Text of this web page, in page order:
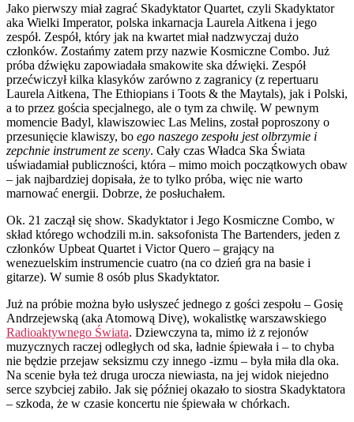
Jako pierwszy miał zagrać Skadyktator Quartet, czyli Skadyktator
aka Wielki Imperator, polska inkarnacja Laurela Aitkena i jego
zespół. Zespół, który jak na kwartet miał nadzwyczaj dużo
członków. Zostańmy zatem przy nazwie Kosmiczne Combo. Już
próba dźwięku zapowiadała smakowite ska dźwięki. Zespół
przećwiczył kilka klasyków zarówno z zagranicy (z repertuaru
Laurela Aitkena, The Ethiopians i Toots & the Maytals), jak i Polski,
a to przez gościa specjalnego, ale o tym za chwilę. W pewnym
momencie Badyl, klawiszowiec Las Melins, został poproszony o
przesunięcie klawiszy, bo ego naszego zespołu jest olbrzymie i
zepchnie instrument ze sceny. Cały czas Władca Ska Świata
uświadamiał publiczności, która – mimo moich początkowych obaw
– jak najbardziej dopisała, że to tylko próba, więc nie warto
marnować energii. Dobrze, że posłuchałem.
Ok. 21 zaczął się show. Skadyktator i Jego Kosmiczne Combo, w
skład którego wchodzili m.in. saksofonista The Bartenders, jeden z
członków Upbeat Quartet i Victor Quero – grający na
wenezuelskim instrumencie cuatro (na co dzień gra na basie i
gitarze). W sumie 8 osób plus Skadyktator.
Już na próbie można było usłyszeć jednego z gości zespołu – Gosię
Andrzejewską (aka Atomową Divę), wokalistkę warszawskiego
Radioaktywnego Świata. Dziewczyna ta, mimo iż z rejonów
muzycznych raczej odległych od ska, ładnie śpiewała i – to chyba
nie będzie przejaw seksizmu czy innego -izmu – była miła dla oka.
Na scenie była też druga urocza niewiasta, na jej widok niejedno
serce szybciej zabiło. Jak się później okazało to siostra Skadyktatora
– szkoda, że w czasie koncertu nie śpiewała w chórkach.